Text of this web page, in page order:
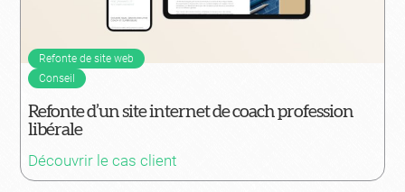
Refonte de site web
Conseil
Refonte d’un site internet de coach profession
libérale
Découvrir le cas client